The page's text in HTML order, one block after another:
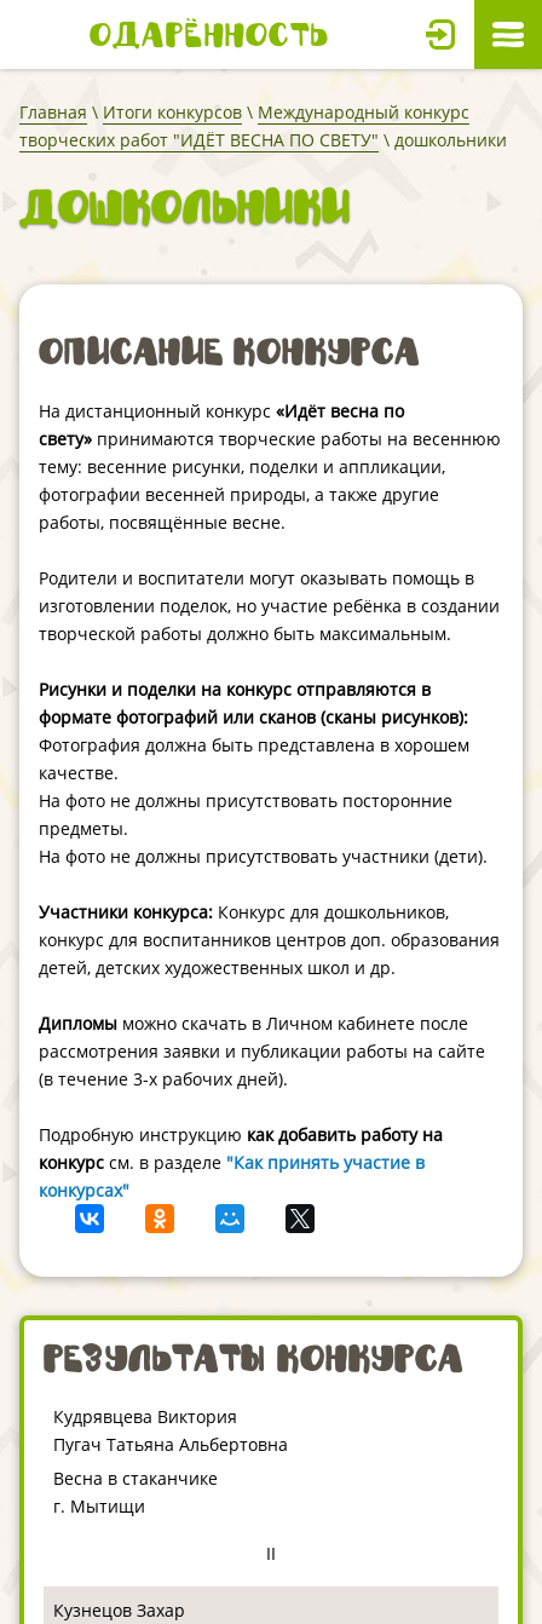
Одарённость
Главная \ Итоги конкурсов \ Международный конкурс
творческих работ "ИДЁТ ВЕСНА ПО СВЕТУ" \ дошкольники
дошкольники
Описание конкурса
На дистанционный конкурс «Идёт весна по
свету» принимаются творческие работы на весеннюю
тему: весенние рисунки, поделки и аппликации,
фотографии весенней природы, а также другие
работы, посвящённые весне.
Родители и воспитатели могут оказывать помощь в
изготовлении поделок, но участие ребёнка в создании
творческой работы должно быть максимальным.
Рисунки и поделки на конкурс отправляются в
формате фотографий или сканов (сканы рисунков):
Фотография должна быть представлена в хорошем
качестве.
На фото не должны присутствовать посторонние
предметы.
На фото не должны присутствовать участники (дети).
Участники конкурса: Конкурс для дошкольников,
конкурс для воспитанников центров доп. образования
детей, детских художественных школ и др.
Дипломы можно скачать в Личном кабинете после
рассмотрения заявки и публикации работы на сайте
(в течение 3-х рабочих дней).
Подробную инструкцию как добавить работу на
конкурс см. в разделе "Как принять участие в
конкурсах"
Результаты конкурса
Кудрявцева Виктория
Пугач Татьяна Альбертовна
Весна в стаканчике
г. Мытищи
II
Кузнецов Захар